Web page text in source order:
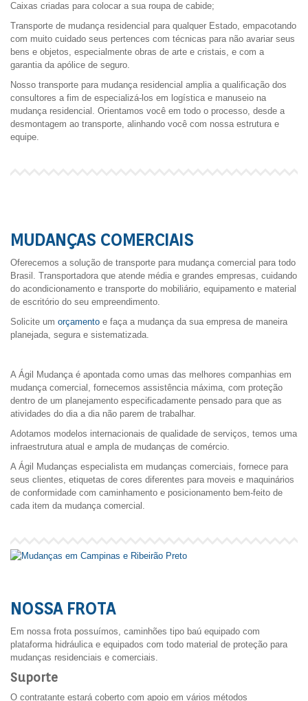
Caixas criadas para colocar a sua roupa de cabide;
Transporte de mudança residencial para qualquer Estado, empacotando
com muito cuidado seus pertences com técnicas para não avariar seus
bens e objetos, especialmente obras de arte e cristais, e com a
garantia da apólice de seguro.
Nosso transporte para mudança residencial amplia a qualificação dos
consultores a fim de especializá-los em logística e manuseio na
mudança residencial. Orientamos você em todo o processo, desde a
desmontagem ao transporte, alinhando você com nossa estrutura e
equipe.
MUDANÇAS COMERCIAIS
Oferecemos a solução de transporte para mudança comercial para todo
Brasil. Transportadora que atende média e grandes empresas, cuidando
do acondicionamento e transporte do mobiliário, equipamento e material
de escritório do seu empreendimento.
Solicite um orçamento e faça a mudança da sua empresa de maneira
planejada, segura e sistematizada.
A Ágil Mudança é apontada como umas das melhores companhias em
mudança comercial, fornecemos assistência máxima, com proteção
dentro de um planejamento especificadamente pensado para que as
atividades do dia a dia não parem de trabalhar.
Adotamos modelos internacionais de qualidade de serviços, temos uma
infraestrutura atual e ampla de mudanças de comércio.
A Ágil Mudanças especialista em mudanças comerciais, fornece para
seus clientes, etiquetas de cores diferentes para moveis e maquinários
de conformidade com caminhamento e posicionamento bem-feito de
cada item da mudança comercial.
NOSSA FROTA
Em nossa frota possuímos, caminhões tipo baú equipado com
plataforma hidráulica e equipados com todo material de proteção para
mudanças residenciais e comerciais.
Suporte
O contratante estará coberto com apoio em vários métodos